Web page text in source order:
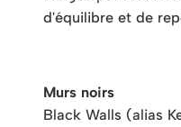
d'équilibre et de
Murs noirs
Black Walls (alias